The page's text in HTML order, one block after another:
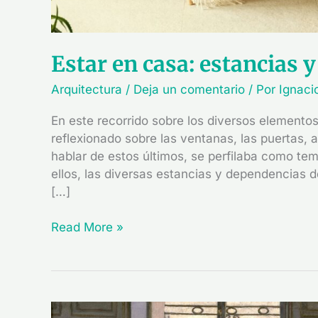
Estar en casa: estancias
Arquitectura / Deja un comentario / Por
En este recorrido sobre los diversos
reflexionado sobre las ventanas, las puertas,
hablar de estos últimos, se perfilaba como
ellos, las diversas estancias y dependencias
[…]
Read More »
Suelos,